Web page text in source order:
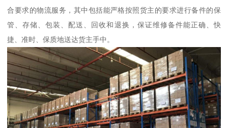
合要求的物流服务，其中包括能严格按照货主的要求进行备件的保
管、存储、包装、配送、回收和退换，保证维修备件能正确、快
捷、准时、保质地送达货主手中。